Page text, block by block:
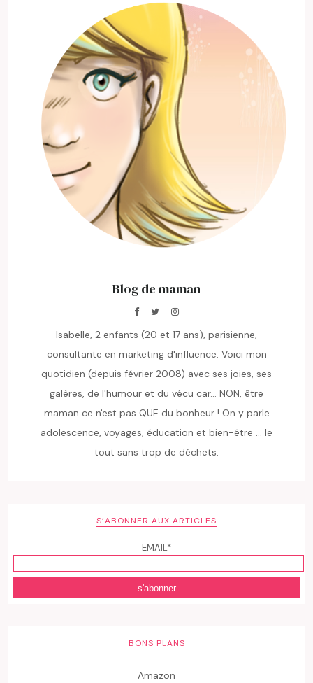
Blog de maman
Isabelle, 2 enfants (20 et 17 ans), parisienne,
consultante en marketing d'influence. Voici mon
quotidien (depuis février 2008) avec ses joies, ses
galères, de l'humour et du vécu car... NON, être
maman ce n'est pas QUE du bonheur ! On y parle
adolescence, voyages, éducation et bien-être ... le
tout sans trop de déchets.
S’ABONNER AUX ARTICLES
EMAIL*
BONS PLANS
Amazon